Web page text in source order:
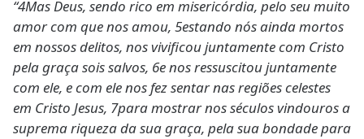
“4Mas Deus, sendo rico em misericórdia, pelo seu muito
amor com que nos amou, 5estando nós ainda mortos
em nossos delitos, nos vivificou juntamente com Cristo
pela graça sois salvos, 6e nos ressuscitou juntamente
com ele, e com ele nos fez sentar nas regiões celestes
em Cristo Jesus, 7para mostrar nos séculos vindouros a
suprema riqueza da sua graça, pela sua bondade para